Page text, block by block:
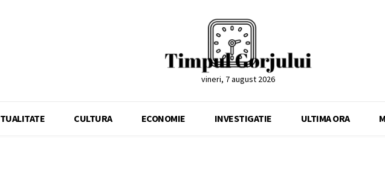
vineri, 7 august 2026
CULTURA ECONOMIE INVESTIGATIE ULTIMA ORA